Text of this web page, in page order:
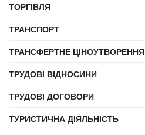
ТОРГІВЛЯ
ТРАНСПОРТ
ТРАНСФЕРТНЕ ЦІНОУТВОРЕННЯ
ТРУДОВІ ВІДНОСИНИ
ТРУДОВІ ДОГОВОРИ
ТУРИСТИЧНА ДІЯЛЬНІСТЬ